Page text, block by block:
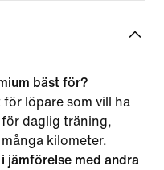
bäst för?
för löpare som vill ha
daglig träning,
kilometer.
jämförelse med andra